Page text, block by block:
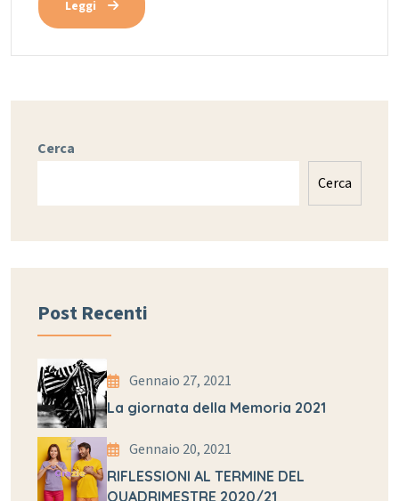
Leggi
Cerca
Cerca
Post Recenti
Gennaio 27, 2021
La giornata della Memoria 2021
Gennaio 20, 2021
RIFLESSIONI AL TERMINE DEL
QUADRIMESTRE 2020/21